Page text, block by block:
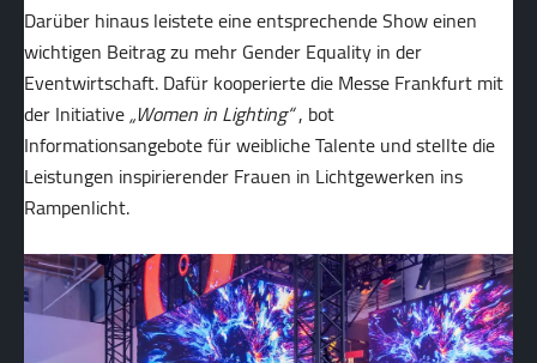
Darüber hinaus leistete eine entsprechende Show einen
wichtigen Beitrag zu mehr Gender Equality in der
Eventwirtschaft. Dafür kooperierte die Messe Frankfurt mit
der Initiative„Women in Lighting“, bot
Informationsangebote für weibliche Talente und stellte die
Leistungen inspirierender Frauen in Lichtgewerken ins
Rampenlicht.